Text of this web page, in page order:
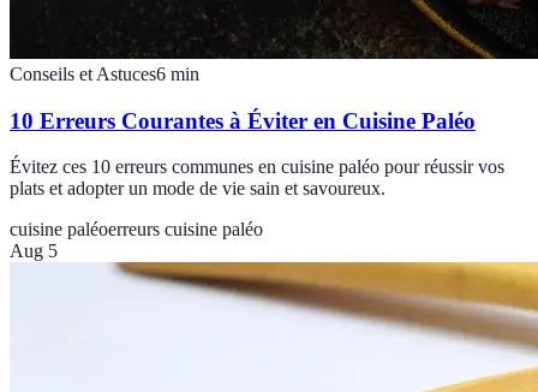
Conseils et Astuces6 min
10 Erreurs Courantes à Éviter en Cuisine Paléo
Évitez ces 10 erreurs communes en cuisine paléo pour réussir vos
plats et adopter un mode de vie sain et savoureux.
cuisine paléoerreurs cuisine paléo
Aug 5